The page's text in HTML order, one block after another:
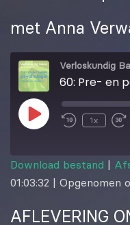
met Anna
Verloskundig
1x
DELEN
LINK
Download bestand |
01:03:32 | Opgenomen
AFLEVERING